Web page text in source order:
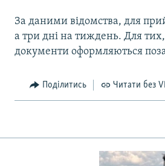
За даними відомства, для
а три дні на тиждень. Для
документи оформляються
Поділитись Читати без